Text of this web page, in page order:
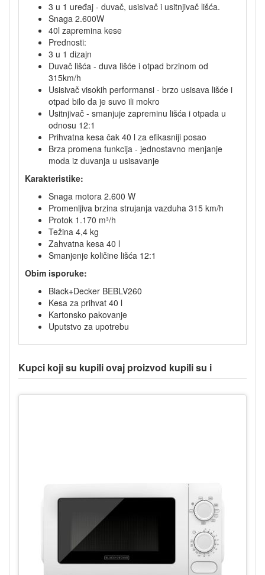
3 u 1 uređaj - duvač, usisivač i usitnjivač lišća.
Snaga 2.600W
40l zapremina kese
Prednosti:
3 u 1 dizajn
Duvač lišća - duva lišće i otpad brzinom od
315km/h
Usisivač visokih performansi - brzo usisava lišće i
otpad bilo da je suvo ili mokro
Usitnjivač - smanjuje zapreminu lišća i otpada u
odnosu 12:1
Prihvatna kesa čak 40 l za efikasniji posao
Brza promena funkcija - jednostavno menjanje
moda iz duvanja u usisavanje
Karakteristike:
Snaga motora 2.600 W
Promenljiva brzina strujanja vazduha 315 km/h
Protok 1.170 m³/h
Težina 4,4 kg
Zahvatna kesa 40 l
Smanjenje količine lišća 12:1
Obim isporuke:
Black+Decker BEBLV260
Kesa za prihvat 40 l
Kartonsko pakovanje
Uputstvo za upotrebu
Kupci koji su kupili ovaj proizvod kupili su i